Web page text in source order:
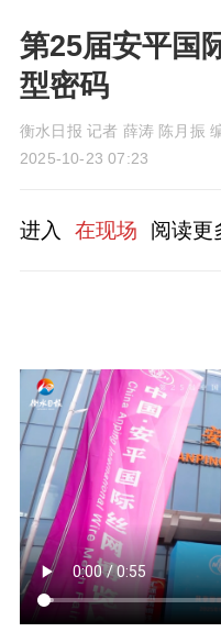
第25届安平国
型密码
衡水日报 记者 薛涛 陈月振
2025-10-23 07:23
进入 在现场 阅读更